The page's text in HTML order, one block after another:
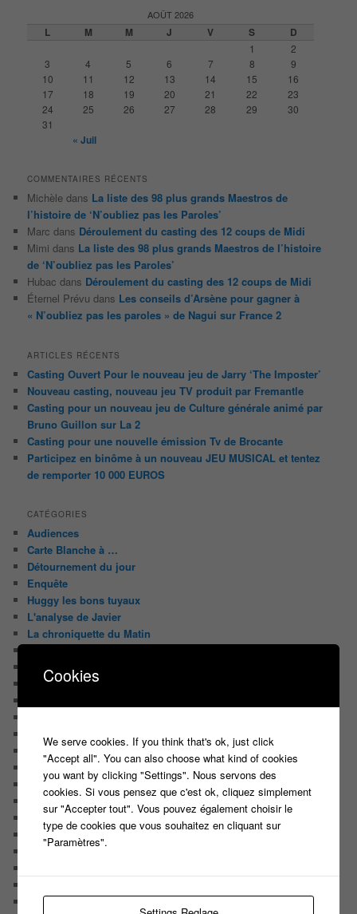
AOÛT 2026
L M M J V S D
1
2
3
4 5 6 7 8
9
10
11 12 13 14 15
16
17
18 19 20 21 22
23
24
25 26 27 28 29
30
31
« Juil
COMMENTAIRES RÉCENTS
Michèle dans La liste des 98 plus grands Maestros de
l’histoire de ‘N’oubliez pas les Paroles’
Marc dans Déroulement du casting des 12 coups de Midi
Mimi dans La liste des 98 plus grands Maestros de l’histoire
de ‘N’oubliez pas les Paroles’
Hubac dans Déroulement du casting des 12 coups de Midi
Éternel Prévu dans Les conseils d’Arsène pour gagner à
« N’oubliez pas les paroles » de Nagui sur France 2
ARTICLES RÉCENTS
Casting Ouvert Pour le nouveau jeu de Jarry ‘The Imposter’
Nouveau casting, nouveau jeu TV produit par Fremantle
Casting pour un nouveau jeu de Culture générale animé par
Bruno Guillon sur La 2
Casting pour une nouvelle émission Tv de Brocante
Participez en binôme à un nouveau JEU MUSICAL et tentez
de remporter 10 000 EUROS
CATÉGORIES
Audiences
Carte Blanche à …
Détournement du jour
Enquête
Huggy les bons tuyaux
L'analyse de Javier
La chroniquette du Matin
Le Casteur Masqué !
Le courrier des lecteurs
Les derniers castings
Les derniers Jeux
Les indiscrétions de la petite souris
Les infos du net
LES INTRIGUES DE MILADY
Les pages du blog
Les pages réservées aux abonnées
Les papiers du journaliste Masqué
Non classé
Cookies
We serve cookies. If you think that's ok, just click
"Accept all". You can also choose what kind of cookies
you want by clicking "Settings". Nous servons des
cookies. Si vous pensez que c'est ok, cliquez simplement
sur "Accepter tout". Vous pouvez également choisir le
type de cookies que vous souhaitez en cliquant sur
"Paramètres".